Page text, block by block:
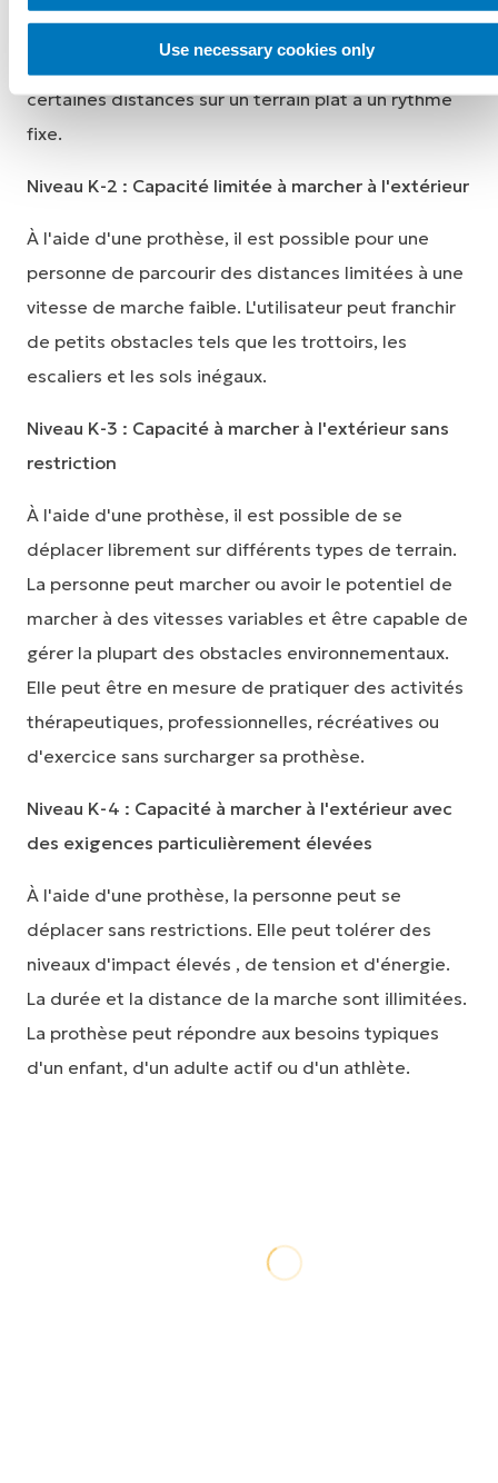
Use necessary cookies only
Niveau K-1 : capacité à marcher à l'intérieur
À l'aide d'une prothèse, l'utilisateur peut marcher
certaines distances sur un terrain plat à un rythme
fixe.
Niveau K-2 : Capacité limitée à marcher à l'extérieur
À l'aide d'une prothèse, il est possible pour une
personne de parcourir des distances limitées à une
vitesse de marche faible. L'utilisateur peut franchir
de petits obstacles tels que les trottoirs, les
escaliers et les sols inégaux.
Niveau K-3 : Capacité à marcher à l'extérieur sans
restriction
À l'aide d'une prothèse, il est possible de se
déplacer librement sur différents types de terrain.
La personne peut marcher ou avoir le potentiel de
marcher à des vitesses variables et être capable de
gérer la plupart des obstacles environnementaux.
Elle peut être en mesure de pratiquer des activités
thérapeutiques, professionnelles, récréatives ou
d'exercice sans surcharger sa prothèse.
Niveau K-4 : Capacité à marcher à l'extérieur avec
des exigences particulièrement élevées
À l'aide d'une prothèse, la personne peut se
déplacer sans restrictions. Elle peut tolérer des
niveaux d'impact élevés , de tension et d'énergie.
La durée et la distance de la marche sont illimitées.
La prothèse peut répondre aux besoins typiques
d'un enfant, d'un adulte actif ou d'un athlète.